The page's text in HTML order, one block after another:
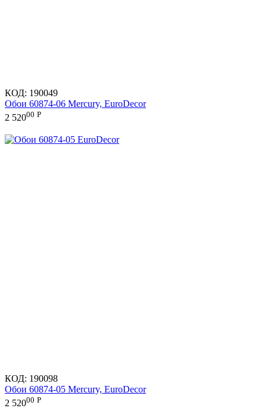
КОД: 190049
Обои 60874-06 Mercury, EuroDecor
2 52000 Р
КОД: 190098
Обои 60874-05 Mercury, EuroDecor
2 52000 Р